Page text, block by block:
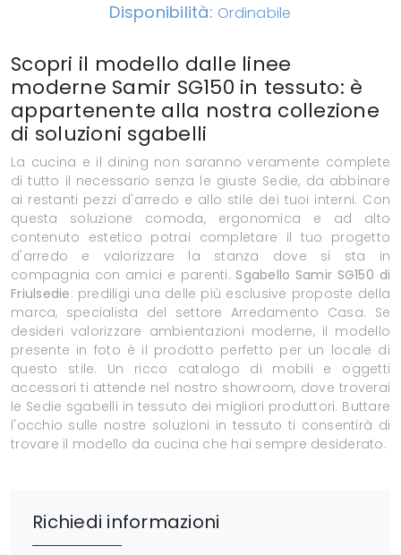
Disponibilità: Ordinabile
Scopri il modello dalle linee
moderne Samir SG150 in tessuto: è
appartenente alla nostra collezione
di soluzioni sgabelli
La cucina e il dining non saranno veramente complete
di tutto il necessario senza le giuste Sedie, da abbinare
ai restanti pezzi d'arredo e allo stile dei tuoi interni. Con
questa soluzione comoda, ergonomica e ad alto
contenuto estetico potrai completare il tuo progetto
d'arredo e valorizzare la stanza dove si sta in
compagnia con amici e parenti. Sgabello Samir SG150 di
Friulsedie: prediligi una delle più esclusive proposte della
marca, specialista del settore Arredamento Casa. Se
desideri valorizzare ambientazioni moderne, il modello
presente in foto è il prodotto perfetto per un locale di
questo stile. Un ricco catalogo di mobili e oggetti
accessori ti attende nel nostro showroom, dove troverai
le Sedie sgabelli in tessuto dei migliori produttori. Buttare
l'occhio sulle nostre soluzioni in tessuto ti consentirà di
trovare il modello da cucina che hai sempre desiderato.
Richiedi informazioni